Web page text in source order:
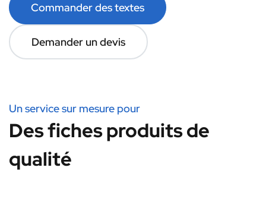
Commander des textes
Demander un devis
Un service sur mesure pour
Des fiches produits de
qualité